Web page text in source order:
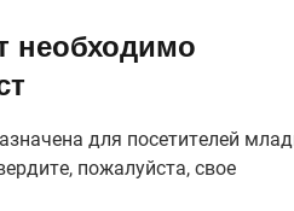
Вина с Мозеля и
с французскими
на сладкие
Возрождение
необходимо
для посетителей
пожалуйста, свое